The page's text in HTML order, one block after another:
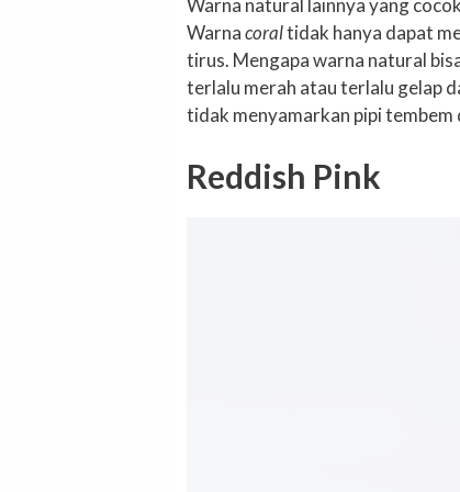
Warna natural lainnya yang
Warnacoraltidak hanya dapat
tirus. Mengapa warna natural
terlalu merah atau terlalu gelap
tidak menyamarkan pipi tembem
Reddish Pink